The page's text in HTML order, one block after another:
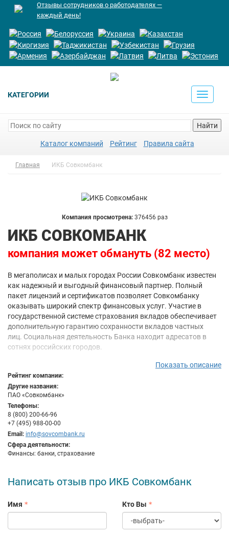
Отзывы сотрудников о работодателях —
каждый день!
КАТЕГОРИИ
Toggle
Найти
Каталог компаний Рейтинг Правила сайта
Главная ИКБ Совкомбанк
Компания просмотрена: 376456 раз
ИКБ СОВКОМБАНК
компания может обмануть (82 место)
В мегаполисах и малых городах России Совкомбанк известен
как надежный и выгодный финансовый партнер. Полный
пакет лицензий и сертификатов позволяет Совкомбанку
оказывать широкий спектр финансовых услуг. Участие в
государственной системе страхования вкладов обеспечивает
дополнительную гарантию сохранности вкладов частных
лиц. Социальная деятельность Банка находит адресатов в
сотнях российских городов.
В своей повседневной деятельности и стратегическом
развитии Совкомбанк руководствуется
миссией: Содействовать развитию малых и средних городов
России путем предоставления доступа к высококачественным
банковским услугам широкому кругу частных лиц.
Миссия Банка - предоставлять каждому клиенту максимально
возможный набор банковских услуг высокого качества и
надежности,следуя мировым стандартам и принципам
корпоративной этики. Наш Банк - это современный
сообщества и российского предпринимательства.
Показать описание
Рейтинг компании:
Другие названия:
ПАО «Совкомбанк»
Телефоны:
8 (800) 200-66-96
+7 (495) 988-00-00
Email: info@sovcombank.ru
Сфера деятельности:
Финансы: банки, страхование
Написать отзыв про ИКБ Совкомбанк
Имя Кто Вы